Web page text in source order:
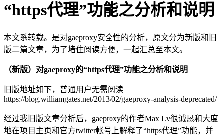
“https代理”功能之分析和说明
本文系转载。是对gaeproxy安全性的分析，原文分为新版和旧
版二篇文章，为了堵住阅读方便，一起汇总至本文。
（新版）对gaeproxy的“https代理”功能之分析和说明
旧版地址如下，普通用户无需阅读
https://blog.williamgates.net/2013/02/gaeproxy-analysis-deprecated/
经过我旧版文章分析后，gaeproxy的作者Max Lv很诚恳和大度
地在项目主页和官方twitter帐号上解释了“https代理”功能，并